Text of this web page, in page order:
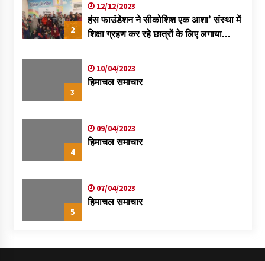
2
12/12/2023
हंस फाउंडेशन ने सीकोशिश एक आशा’ संस्था में
शिक्षा ग्रहण कर रहे छात्रों के लिए लगाया
3
10/04/2023
हिमाचल समाचार
4
09/04/2023
हिमाचल समाचार
5
07/04/2023
हिमाचल समाचार